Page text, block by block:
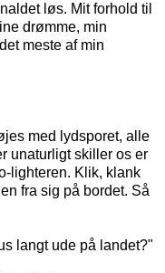
løs. Mit forhold til
drømme, min
meste af min
med lydsporet, alle
unaturligt skiller os er
lighteren. Klik, klank
fra sig på bordet. Så
langt ude på landet?"